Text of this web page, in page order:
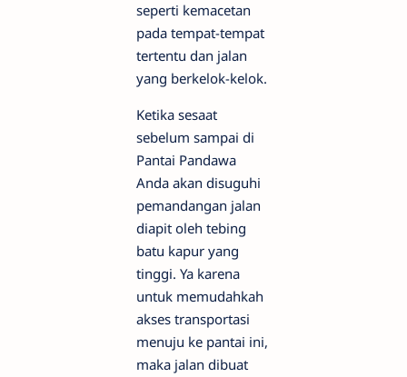
seperti kemacetan
pada tempat-tempat
tertentu dan jalan
yang berkelok-kelok.
Ketika sesaat
sebelum sampai di
Pantai Pandawa
Anda akan disuguhi
pemandangan jalan
diapit oleh tebing
batu kapur yang
tinggi. Ya karena
untuk memudahkah
akses transportasi
menuju ke pantai ini,
maka jalan dibuat